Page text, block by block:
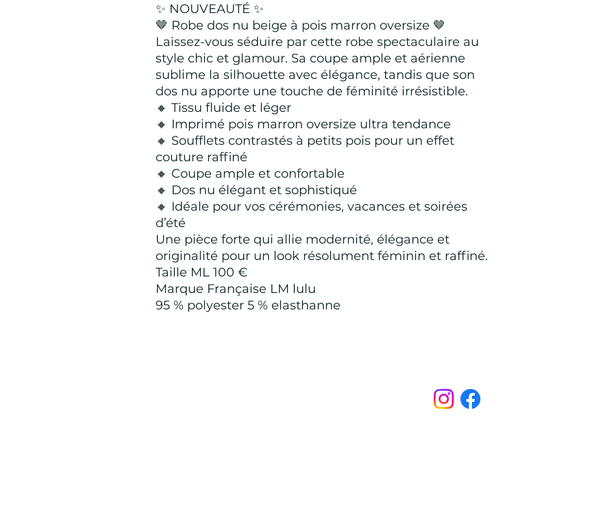
✨ NOUVEAUTÉ ✨
🤎 Robe dos nu beige à pois marron oversize 🤎
Laissez-vous séduire par cette robe spectaculaire au
style chic et glamour. Sa coupe ample et aérienne
sublime la silhouette avec élégance, tandis que son
dos nu apporte une touche de féminité irrésistible.
🔸 Tissu fluide et léger
🔸 Imprimé pois marron oversize ultra tendance
🔸 Soufflets contrastés à petits pois pour un effet
couture raffiné
🔸 Coupe ample et confortable
🔸 Dos nu élégant et sophistiqué
🔸 Idéale pour vos cérémonies, vacances et soirées
d’été
Une pièce forte qui allie modernité, élégance et
originalité pour un look résolument féminin et raffiné.
Taille ML 100 €
Marque Française LM lulu
95 % polyester 5 % elasthanne